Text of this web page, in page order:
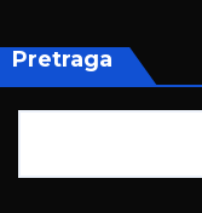
Pretraga